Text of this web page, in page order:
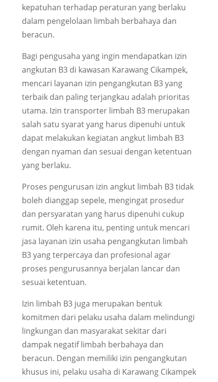
kepatuhan terhadap peraturan yang berlaku
dalam pengelolaan limbah berbahaya dan
beracun.
Bagi pengusaha yang ingin mendapatkan izin
angkutan B3 di kawasan Karawang Cikampek,
mencari layanan izin pengangkutan B3 yang
terbaik dan paling terjangkau adalah prioritas
utama. Izin transporter limbah B3 merupakan
salah satu syarat yang harus dipenuhi untuk
dapat melakukan kegiatan angkut limbah B3
dengan nyaman dan sesuai dengan ketentuan
yang berlaku.
Proses pengurusan izin angkut limbah B3 tidak
boleh dianggap sepele, mengingat prosedur
dan persyaratan yang harus dipenuhi cukup
rumit. Oleh karena itu, penting untuk mencari
jasa layanan izin usaha pengangkutan limbah
B3 yang terpercaya dan profesional agar
proses pengurusannya berjalan lancar dan
sesuai ketentuan.
Izin limbah B3 juga merupakan bentuk
komitmen dari pelaku usaha dalam melindungi
lingkungan dan masyarakat sekitar dari
dampak negatif limbah berbahaya dan
beracun. Dengan memiliki izin pengangkutan
khusus ini, pelaku usaha di Karawang Cikampek